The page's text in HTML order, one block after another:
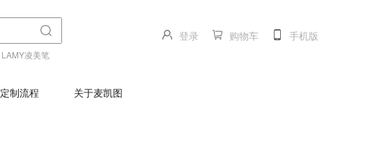
LAMY凌美笔
登录 购物车 手机版
定制流程 关于麦凯图